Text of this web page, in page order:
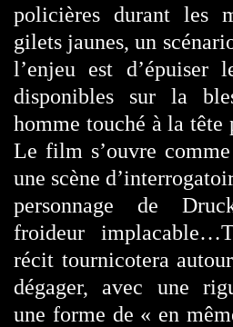
policières durant les
gilets jaunes, un
l’enjeu est d’épuiser
disponibles sur la
homme touché à la
Le film s’ouvre comme
une scène
personnage de
froideur
récit tournicotera
dégager, avec une
une forme de « en